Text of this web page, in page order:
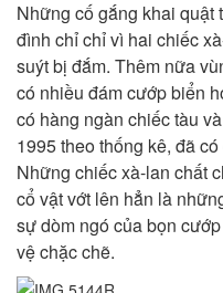
Những cố gắng khai quật
đình chỉ chỉ vì hai chiếc
suýt bị đắm. Thêm nữa
có nhiều đám cướp biển
có hàng ngàn chiếc tàu
1995 theo thống kê, đã
Những chiếc xà-lan chất
cổ vật vớt lên hẳn là
sự dòm ngó của bọn
vệ chặc chẽ.